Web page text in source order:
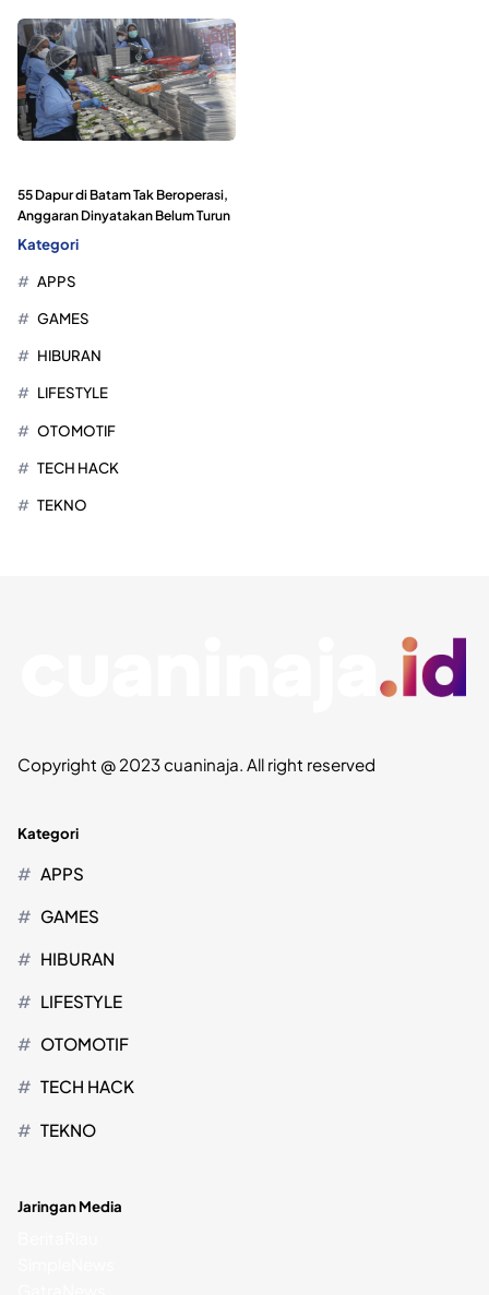
55 Dapur di Batam Tak Beroperasi,
Anggaran Dinyatakan Belum Turun
Kategori
APPS
GAMES
HIBURAN
LIFESTYLE
OTOMOTIF
TECH HACK
TEKNO
Copyright @ 2023 cuaninaja. All right reserved
Kategori
APPS
GAMES
HIBURAN
LIFESTYLE
OTOMOTIF
TECH HACK
TEKNO
Jaringan Media